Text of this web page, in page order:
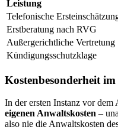
Leistung
Telefonische
Erstberatung nach RVG
Außergerichtliche Vertretung
Kündigungsschutzklage
Kostenbesonderheit
In der ersten Instanz vor dem
eigenen Anwaltskosten –
also nie die Anwaltskosten